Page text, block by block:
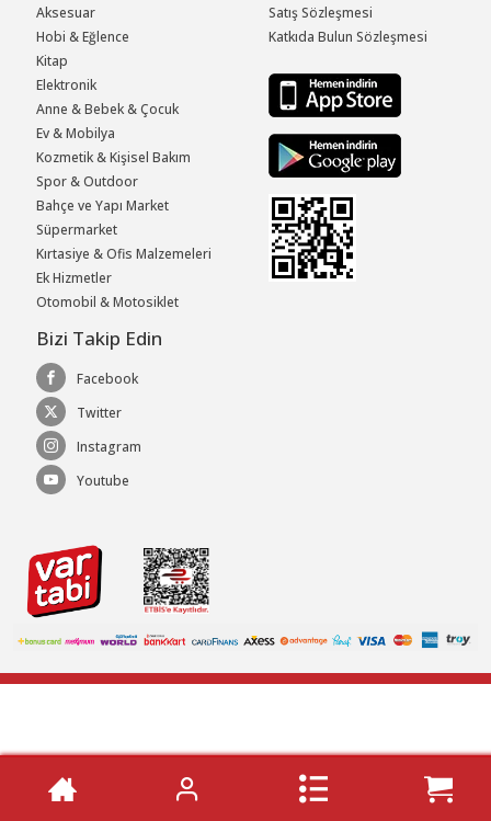
Aksesuar
Hobi & Eğlence
Kitap
Elektronik
Anne & Bebek & Çocuk
Ev & Mobilya
Kozmetik & Kişisel Bakım
Spor & Outdoor
Bahçe ve Yapı Market
Süpermarket
Kırtasiye & Ofis Malzemeleri
Ek Hizmetler
Otomobil & Motosiklet
Satış Sözleşmesi
Katkıda Bulun Sözleşmesi
Bizi Takip Edin
Facebook
Twitter
Instagram
Youtube